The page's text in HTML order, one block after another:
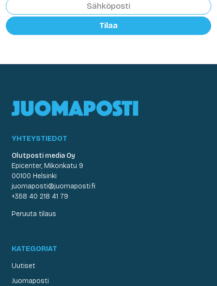
Tilaa
YHTEYSTIEDOT
Olutposti media Oy
Epicenter, Mikonkatu 9
00100 Helsinki
juomaposti@juomaposti.fi
+358 40 218 41 79
Peruuta tilaus
KATEGORIAT
Uutiset
Juomaposti